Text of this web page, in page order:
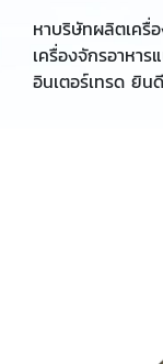
หาบริษัทผลิตเครื่
เครื่องจักรอาหาร
อินเตอร์เทรด ยิน